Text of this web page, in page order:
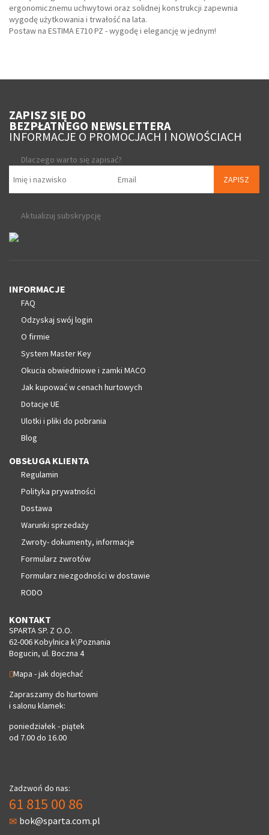
ergonomicznemu uchwytowi oraz solidnej konstrukcji zapewnia
wygodę użytkowania i trwałość na lata.
Postaw na ESTIMA E710 PZ - wygodę i elegancję w jednym!
ZAPISZ SIĘ DO
BEZPŁATNEGO NEWSLETTERA
INFORMACJE O PROMOCJACH I NOWOŚCIACH
Dlaczego warto się zapisać?
ZAPISZ
Aktualizuj subskrypcję
INFORMACJE
FAQ
Odzyskaj swój login
O firmie
System Master Key
Okucia obwiedniowe i zamki MACO
Jak kupować w cenach hurtowych
Dotacje UE
Ulotki i pliki do pobrania
Blog
OBSŁUGA KLIENTA
Regulamin
Polityka prywatności
Dostawa
Warunki sprzedaży
Zwroty- dokumenty, informacje
Formularz zwrotów
Formularz niezgodności w dostawie
RODO
KONTAKT
SPARTA SP. Z O.O.
62-006 Kobylnica k\Poznania
Bogucin, ul. Boczna 4
Mapa - jak dojechać
Zapraszamy do hurtowni
i salonu klamek:
poniedziałek - piątek
od 7.00 do 16.00
Zadzwoń do nas:
61 815 00 86
bok@sparta.com.pl